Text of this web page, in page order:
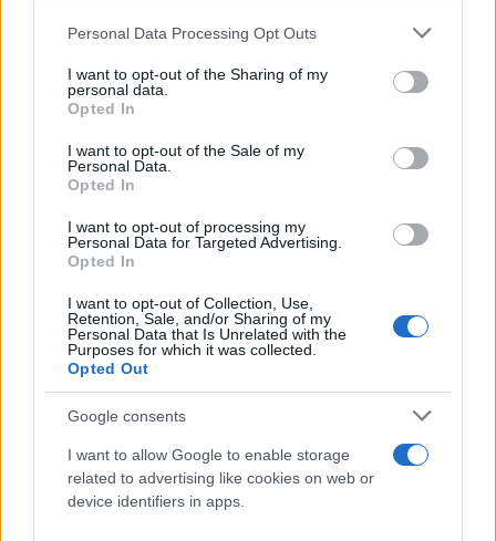
Please note that this website/app uses one or more Google
not limited to your visit or usage behaviour. You may click to
grant or deny consent to Google and its third-party tags to
use your data for below specified purposes in below Google
consent section.
Personal Data Processing Opt Outs
I want to opt-out of the Sharing of my
personal data.
Opted In
I want to opt-out of the Sale of my
Personal Data.
Opted In
I want to opt-out of processing my
Personal Data for Targeted Advertising.
Opted In
I want to opt-out of Collection, Use,
Retention, Sale, and/or Sharing of my
Personal Data that Is Unrelated with the
Purposes for which it was collected.
Opted Out
Google consents
I want to allow Google to enable storage
related to advertising like cookies on web or
device identifiers in apps.
Lidl Ελλάςπαραμένει πιστή στη φιλοσοφία της
να προσφέρει την καλύτερη σχέση ποιότητας-τιμής
από σταθερά χαμηλές τιμές και πολυάριθμες
προσφορές, ώστε να είναι σταθερά η
επιλογήτου Έλληνα καταναλωτή.